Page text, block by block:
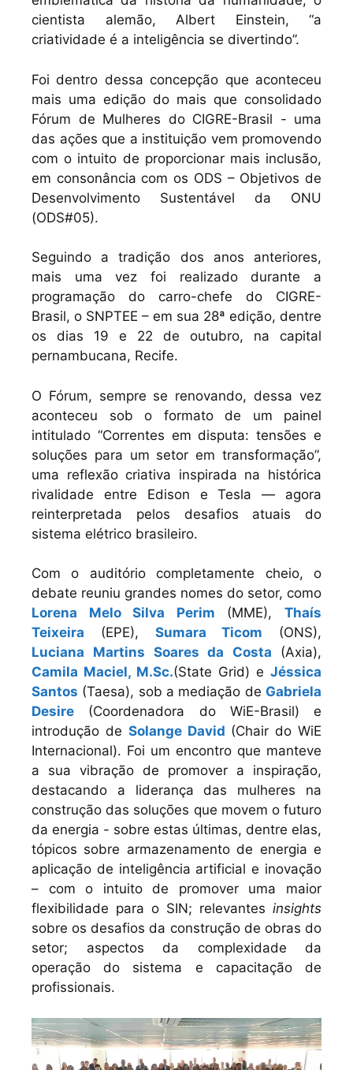
cientista alemão, Albert Einstein, “a
criatividade é a inteligência se divertindo”.
Foi dentro dessa concepção que aconteceu
mais uma edição do mais que consolidado
Fórum de Mulheres do CIGRE-Brasil - uma
das ações que a instituição vem promovendo
com o intuito de proporcionar mais inclusão,
em consonância com os ODS – Objetivos de
Desenvolvimento Sustentável da ONU
(ODS#05).
Seguindo a tradição dos anos anteriores,
mais uma vez foi realizado durante a
programação do carro-chefe do CIGRE-
Brasil, o SNPTEE – em sua 28ª edição, dentre
os dias 19 e 22 de outubro, na capital
pernambucana, Recife.
O Fórum, sempre se renovando, dessa vez
aconteceu sob o formato de um painel
intitulado “Correntes em disputa: tensões e
soluções para um setor em transformação”,
uma reflexão criativa inspirada na histórica
rivalidade entre Edison e Tesla — agora
reinterpretada pelos desafios atuais do
sistema elétrico brasileiro.
Com o auditório completamente cheio, o
debate reuniu grandes nomes do setor, como
Lorena Melo Silva Perim (MME),Thaís
Teixeira (EPE), Sumara Ticom (ONS),
Luciana Martins Soares da Costa (Axia),
Camila Maciel, M.Sc.(State Grid) e Jéssica
Santos (Taesa), sob a mediação de Gabriela
Desire (Coordenadora do WiE-Brasil) e
introdução de Solange David (Chair do WiE
Internacional). Foi um encontro que manteve
a sua vibração de promover a inspiração,
destacando a liderança das mulheres na
construção das soluções que movem o futuro
da energia - sobre estas últimas, dentre elas,
tópicos sobre armazenamento de energia e
aplicação de inteligência artificial e inovação
– com o intuito de promover uma maior
flexibilidade para o SIN; relevantes insights
sobre os desafios da construção de obras do
setor; aspectos da complexidade da
operação do sistema e capacitação de
profissionais.